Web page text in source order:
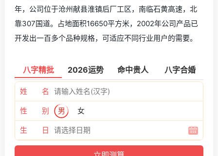
年，公司位于沧州献县淮镇后厂工区，南临石黄高速，北
靠307国道。占地面积16650平方米，2002年公司产品已
开发出一百多个品种规格，可适应不同行业用户的需要。
八字精批 2026运势 命中贵人 八字合婚
姓 名
性 别 男 女
生 日